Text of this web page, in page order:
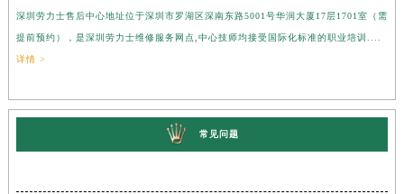
深圳劳力士售后中心地址位于深圳市罗湖区深南东路5001号华润大厦17层1701室（需
提前预约），是深圳劳力士维修服务网点,中心技师均接受国际化标准的职业培训....
详情 >
常见问题